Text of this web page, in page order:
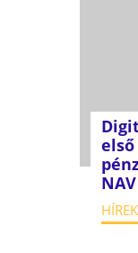
NAV
HÍREK